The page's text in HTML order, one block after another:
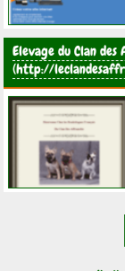
Elevage du Clan